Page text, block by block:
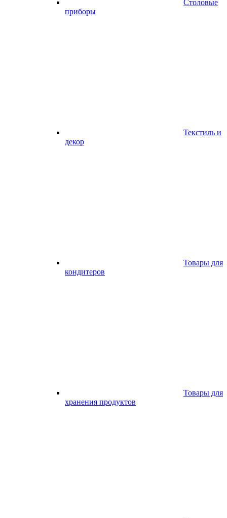
Столовые
приборы
Текстиль и
декор
Товары для
кондитеров
Товары для
хранения продуктов